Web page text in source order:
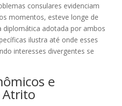
consulares evidenciam
momentos, esteve longe de
diplomática adotada por ambos
ilustra até onde esses
interesses divergentes se
e
Atrito